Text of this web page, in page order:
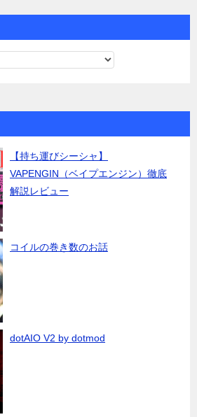
【持ち運びシーシャ】
VAPENGIN（ベイプエンジン）徹底
解説レビュー
コイルの巻き数のお話
dotAIO V2 by dotmod